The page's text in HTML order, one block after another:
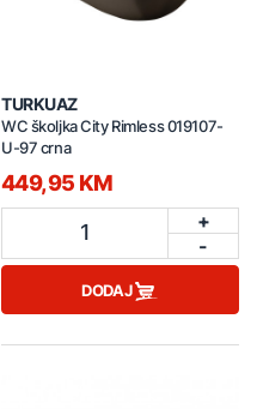
TURKUAZ
WC školjka City Rimless 019107-
U-97 crna
449,95 KM
1
+
-
DODAJ